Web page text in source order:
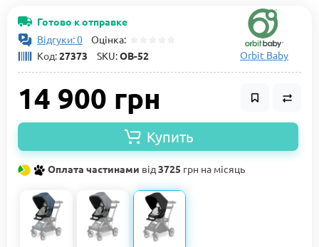
Готово к отправке
Відгуки: 0 Оцінка:
Код:27373 SKU:OB-52 Orbit Baby
14 900 грн
Купить
Оплата частинами від3725 грн на місяць